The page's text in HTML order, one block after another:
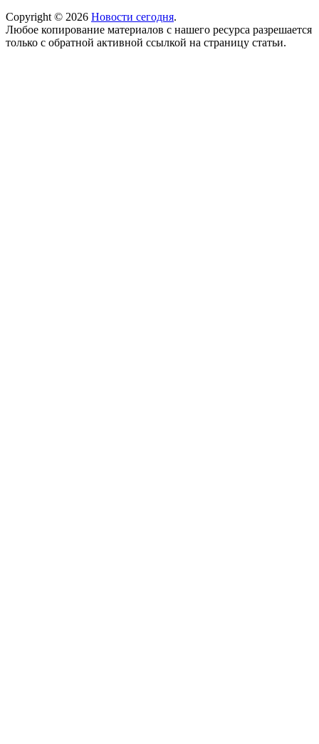
Copyright © 2026 Новости сегодня.
Любое копирование материалов с нашего ресурса разрешается
только с обратной активной ссылкой на страницу статьи.